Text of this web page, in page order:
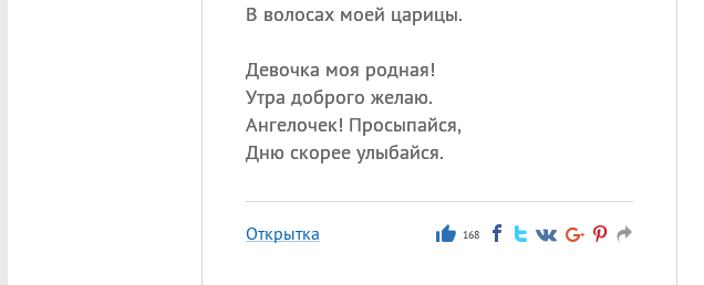
В волосах моей царицы.
Девочка моя родная!
Утра доброго желаю.
Ангелочек! Просыпайся,
Дню скорее улыбайся.
Открытка 168